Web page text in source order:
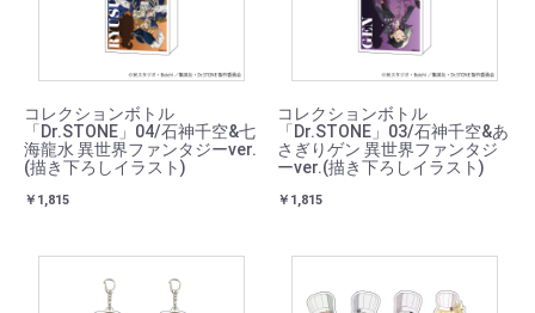
コレクションボトル
「Dr.STONE」04/石神千空&七
海龍水 異世界ファンタジーver.
(描き下ろしイラスト)
￥1,815
コレクションボトル
「Dr.STONE」03/石神千空&あ
さぎりゲン 異世界ファンタジ
ーver.(描き下ろしイラスト)
￥1,815